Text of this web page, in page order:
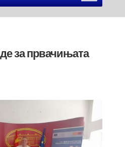
за првачињата